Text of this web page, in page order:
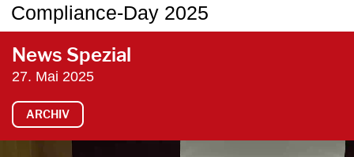
Compliance-Day 2025
News Spezial
27. Mai 2025
ARCHIV